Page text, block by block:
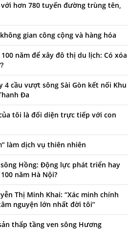
hơn 780 tuyến đường trùng tên,
gian công cộng và hàng hóa
năm để xây đô thị du lịch: Có xóa
4 cầu vượt sông Sài Gòn kết nối Khu
Đa
tôi là đối diện trực tiếp với con
làm dịch vụ thiên nhiên
Hồng: Động lực phát triển hay
năm Hà Nội?
Thị Minh Khai: “Xác minh chính
nguyện lớn nhất đời tôi”
thấp tầng ven sông Hương